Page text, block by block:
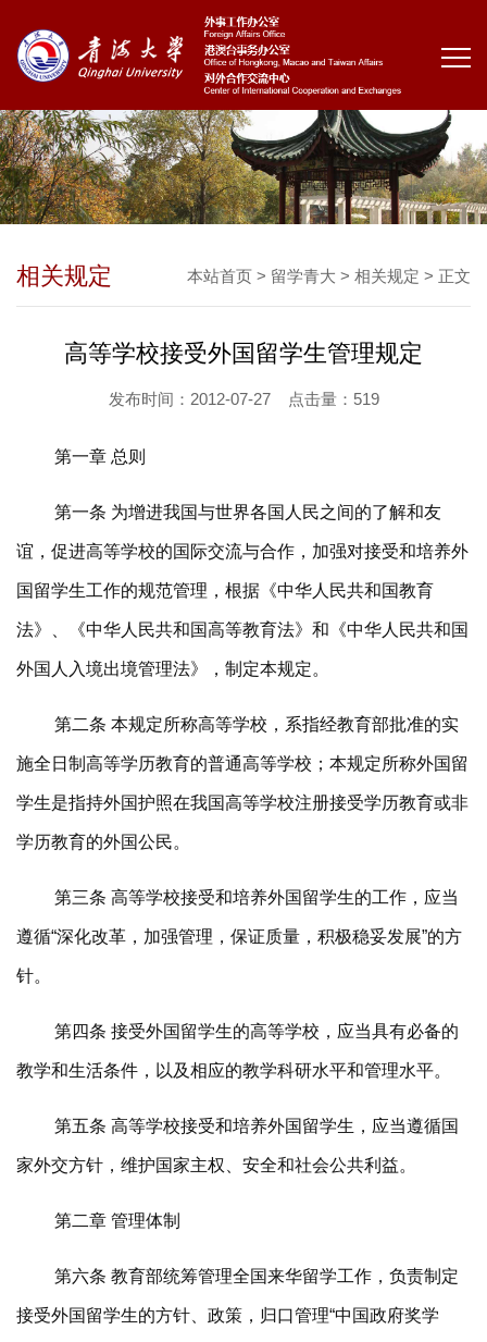
本站首页 > 留学青大 > 相关规定 > 正文
相关规定
高等学校接受外国留学生管理规定
发布时间：2012-07-27 点击量： 519
第一章 总则
第一条 为增进我国与世界各国人民之间的了解和友
谊，促进高等学校的国际交流与合作，加强对接受和培养外
国留学生工作的规范管理，根据《中华人民共和国教育
法》、《中华人民共和国高等教育法》和《中华人民共和国
外国人入境出境管理法》，制定本规定。
第二条 本规定所称高等学校，系指经教育部批准的实
施全日制高等学历教育的普通高等学校；本规定所称外国留
学生是指持外国护照在我国高等学校注册接受学历教育或非
学历教育的外国公民。
第三条 高等学校接受和培养外国留学生的工作，应当
遵循“深化改革，加强管理，保证质量，积极稳妥发展”的方
针。
第四条 接受外国留学生的高等学校，应当具有必备的
教学和生活条件，以及相应的教学科研水平和管理水平。
第五条 高等学校接受和培养外国留学生，应当遵循国
家外交方针，维护国家主权、安全和社会公共利益。
第二章 管理体制
第六条 教育部统筹管理全国来华留学工作，负责制定
接受外国留学生的方针、政策，归口管理“中国政府奖学